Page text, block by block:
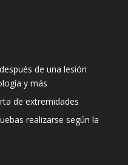
de una lesión
y más
de extremidades
realizarse según la